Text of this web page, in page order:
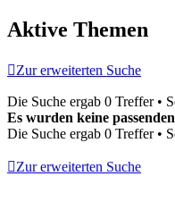
Aktive Themen
Zur erweiterten Suche
Die Suche ergab 0 Treffer •
Es wurden keine
Die Suche ergab 0 Treffer •
Zur erweiterten Suche